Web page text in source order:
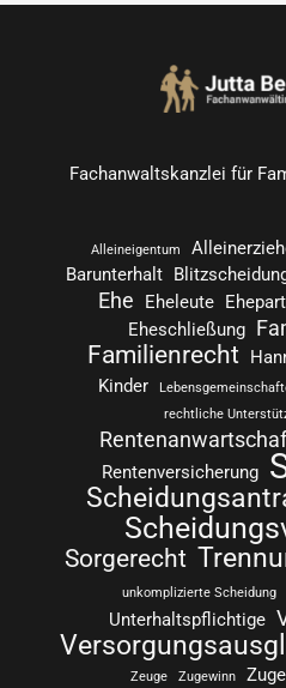
Fachanwaltskanzlei für
Alleineigentum
Barunterhalt
Ehe Eheleute
Eheschließung
Familienrecht
Kinder
rechtliche
Rentenversicherung
Sorgerecht
unkomplizierte Scheidung
Unterhaltspflichtige
Zeuge
Zugewinn